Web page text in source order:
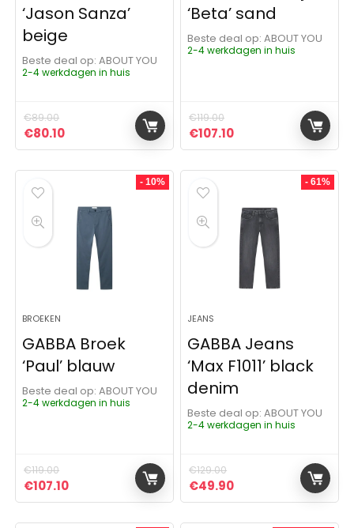
‘Jason Sanza’
beige
Beste deal op:
ABOUT YOU
2-4 werkdagen in huis
€89.00
Oorspronkelijke prijs was: €89.00.
€80.10Huidige prijs is: €80.10.
‘Beta’ sand
Beste deal op:
ABOUT YOU
2-4 werkdagen in huis
€119.00
Oorspronkelijke prijs was:
€107.10Huidige prijs is:
- 10%
BROEKEN
GABBA Broek
‘Paul’ blauw
Beste deal op:
ABOUT YOU
2-4 werkdagen in huis
€119.00
Oorspronkelijke prijs was: €119.00.
€107.10Huidige prijs is: €107.10.
- 61%
JEANS
GABBA Jeans
‘Max F1011’ black
denim
Beste deal op:
ABOUT YOU
2-4 werkdagen in huis
€129.00
Oorspronkelijke prijs was:
€49.90Huidige prijs is: